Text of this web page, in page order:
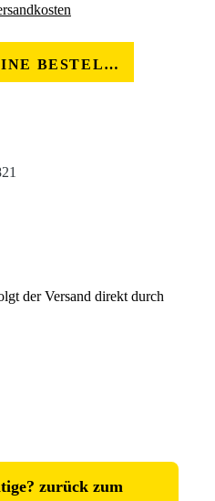
BESTELLEN
der Versand direkt durch
zurück zum